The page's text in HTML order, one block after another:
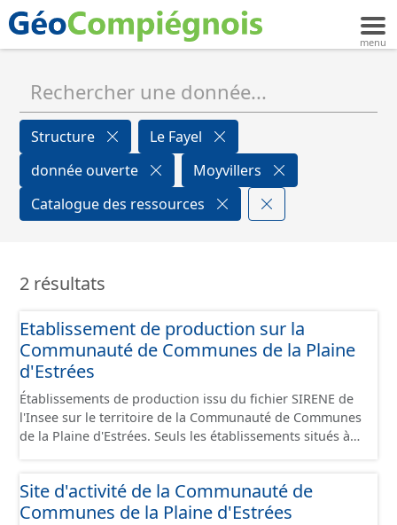
Structure
Le Fayel
donnée ouverte
Moyvillers
Catalogue des ressources
2 résultats
Etablissement de production sur la
Communauté de Communes de la Plaine
d'Estrées
Établissements de production issu du fichier SIRENE de
l'Insee sur le territoire de la Communauté de Communes
de la Plaine d'Estrées. Seuls les établissements situés à
conformément aux prescriptions du standard CNIG Sites
Économiques. Ce lot ne contient pas la référence aux
Site d'activité de la Communauté de
Communes de la Plaine d'Estrées